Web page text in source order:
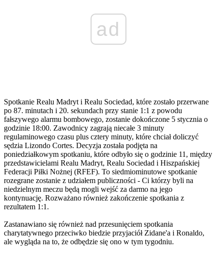
ad
Spotkanie Realu Madryt i Realu Sociedad, które zostało przerwane
po 87. minutach i 20. sekundach przy stanie 1:1 z powodu
fałszywego alarmu bombowego, zostanie dokończone 5 stycznia o
godzinie 18:00. Zawodnicy zagrają niecałe 3 minuty
regulaminowego czasu plus cztery minuty, które chciał doliczyć
sędzia Lizondo Cortes. Decyzja została podjęta na
poniedziałkowym spotkaniu, które odbyło się o godzinie 11, między
przedstawicielami Realu Madryt, Realu Sociedad i Hiszpańskiej
Federacji Piłki Nożnej (RFEF). To siedmiominutowe spotkanie
rozegrane zostanie z udziałem publiczności - Ci którzy byli na
niedzielnym meczu będą mogli wejść za darmo na jego
kontynuację. Rozważano również zakończenie spotkania z
rezultatem 1:1.
Zastanawiano się również nad przesunięciem spotkania
charytatywnego przeciwko biedzie przyjaciół Zidane'a i Ronaldo,
ale wygląda na to, że odbędzie się ono w tym tygodniu.